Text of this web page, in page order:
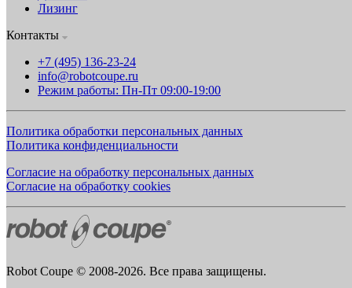
Лизинг
Контакты
+7 (495) 136-23-24
info@robotcoupe.ru
Режим работы: Пн-Пт 09:00-19:00
Политика обработки персональных данных
Политика конфиденциальности
Согласие на обработку персональных данных
Согласие на обработку cookies
Robot Coupe © 2008-2026. Все права защищены.